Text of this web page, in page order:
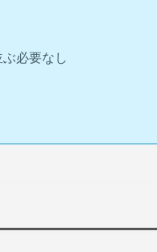
必要なし